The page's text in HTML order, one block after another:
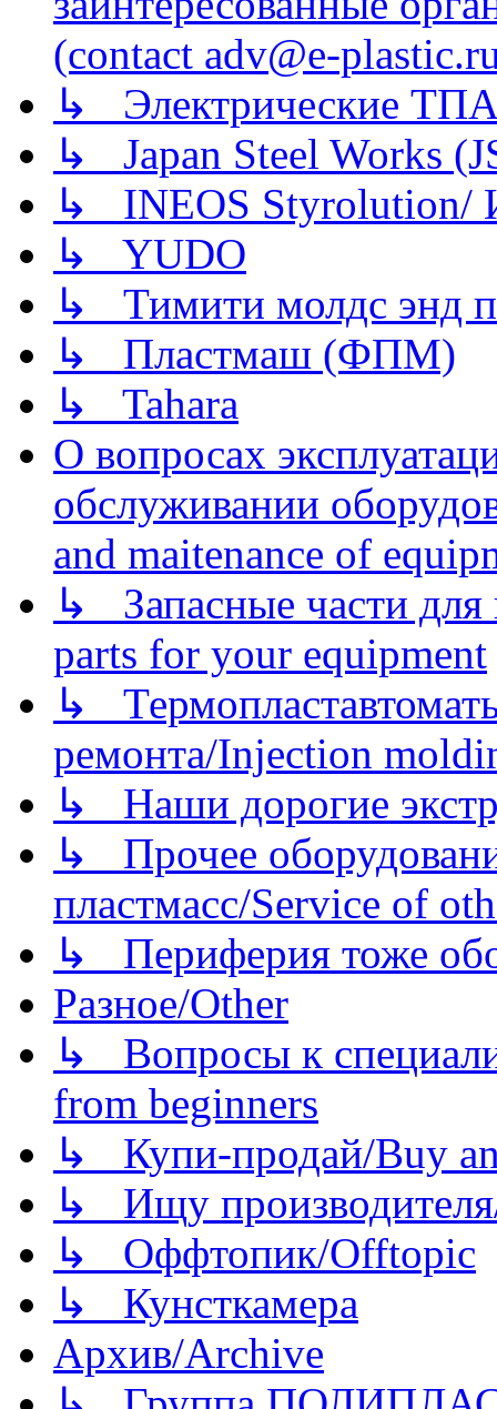
(contact adv@e-
↳ Электрические
↳ Japan Steel Works
↳ INEOS
↳ YUDO
↳ Тимити молдс энд
↳ Пластмаш (ФПМ)
↳ Tahara
О вопросах
обслуживании
and maitenance of
↳ Запасные части для
parts for your equipment
↳
ремонта/Injection
↳ Наши дорогие
↳ Прочее
пластмасс/Service of
↳ Периферия тоже
Разное/Other
↳ Вопросы к
from beginners
↳ Купи-продай/Buy
↳ Ищу
↳ Оффтопик/Offtopic
↳ Кунсткамера
Архив/Archive